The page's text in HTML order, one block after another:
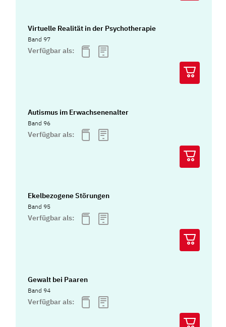
Virtuelle Realität in der Psychotherapie
Band 97
Verfügbar als:
Autismus im Erwachsenenalter
Band 96
Verfügbar als:
Ekelbezogene Störungen
Band 95
Verfügbar als:
Gewalt bei Paaren
Band 94
Verfügbar als: